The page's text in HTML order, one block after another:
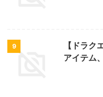
9
【ドラク
アイテム